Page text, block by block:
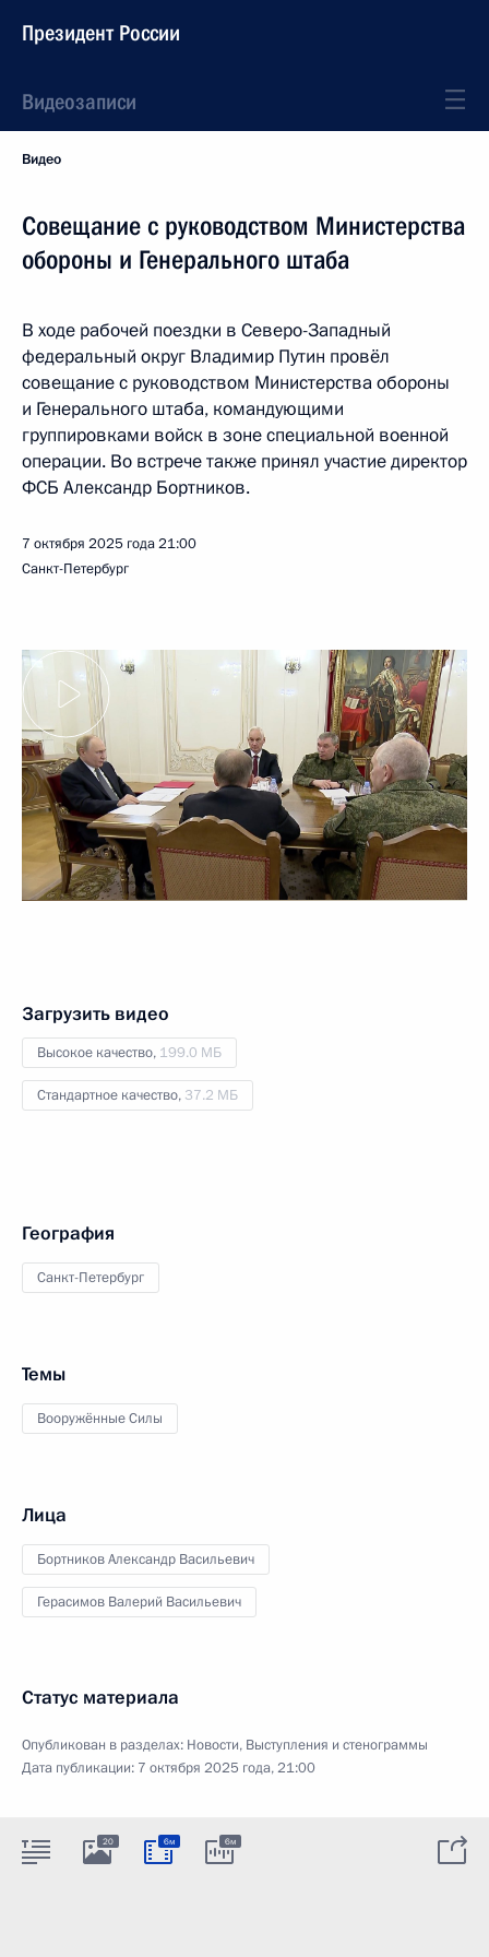
Президент России
Видеозаписи
Видео
Совещание с руководством Министерства
обороны и Генерального штаба
В ходе рабочей поездки в Северо-Западный
федеральный округ Владимир Путин провёл
совещание с руководством Министерства обороны
и Генерального штаба, командующими
группировками войск в зоне специальной военной
операции. Во встрече также принял участие директор
ФСБ Александр Бортников.
7 октября 2025 года21:00
Санкт-Петербург
Загрузить видео
Высокое качество, 199.0 МБ
Стандартное качество, 37.2 МБ
География
Санкт-Петербург
Темы
Вооружённые Силы
Лица
Бортников Александр Васильевич
Герасимов Валерий Васильевич
Статус материала
Опубликован в разделах: Новости, Выступления и стенограммы
Дата публикации: 7 октября 2025 года, 21:00
20 6м 6м